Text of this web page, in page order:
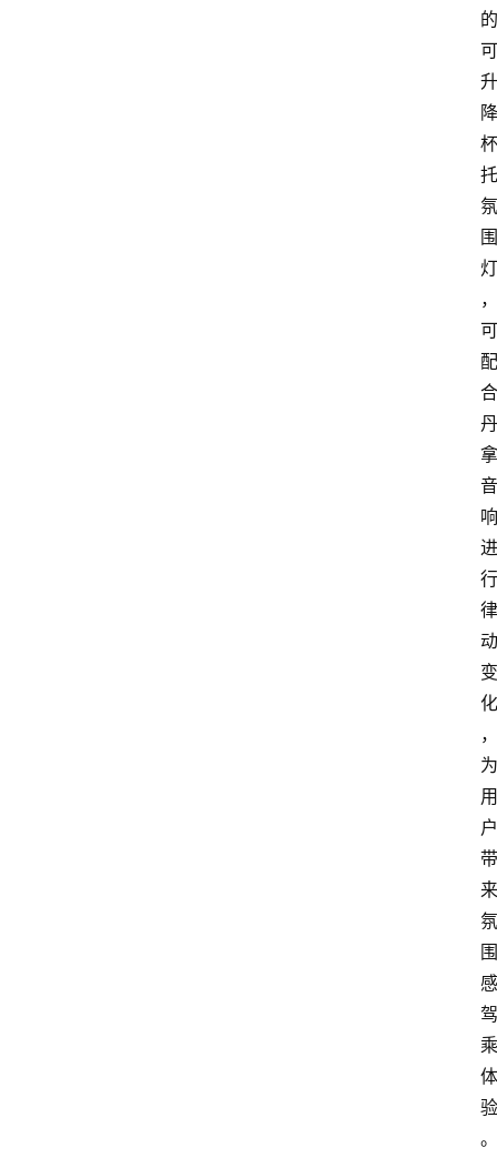
的
可
升
降
杯
托
氛
围
灯
，
可
配
合
丹
拿
音
响
进
行
律
动
变
化
，
为
用
户
带
来
氛
围
感
驾
乘
体
验
。